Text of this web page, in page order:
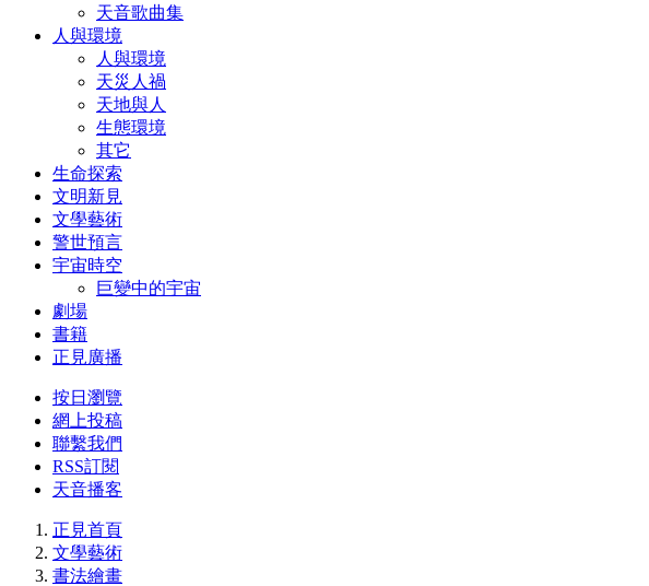
天音歌曲集
人與環境
人與環境
天災人禍
天地與人
生態環境
其它
生命探索
文明新見
文學藝術
警世預言
宇宙時空
巨變中的宇宙
劇場
書籍
正見廣播
按日瀏覽
網上投稿
聯繫我們
RSS訂閱
天音播客
正見首頁
文學藝術
書法繪畫